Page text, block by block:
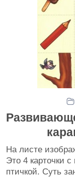
На листе
Это 4 карточки
птичкой. Суть